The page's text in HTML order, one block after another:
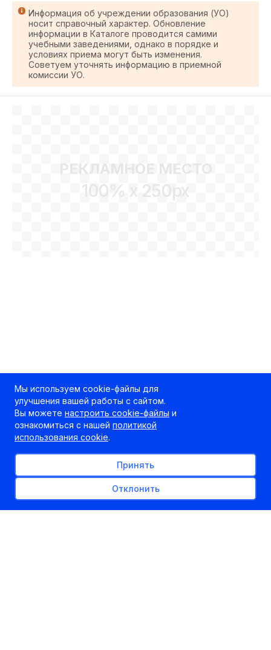
Информация об учреждении образования (УО)
носит справочный характер. Обновление
информации в Каталоге проводится самими
учебными заведениями, однако в порядке и
условиях приема могут быть изменения.
Советуем уточнять информацию в приемной
комиссии УО.
РЕКЛАМНОЕ МЕСТО
100% x 250px
Мы используем cookie-файлы для
улучшения вашей работы с сайтом.
Вы можете настроить cookie-файлы и
ознакомиться с нашей политикой
использования cookie.
Принять
Отклонить